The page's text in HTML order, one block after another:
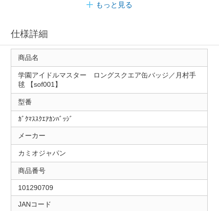
もっと見る
仕様詳細
商品名
学園アイドルマスター ロングスクエア缶バッジ／月村手
毬 【sof001】
型番
ｶﾞｸﾏｽｽｸｴｱｶﾝﾊﾞｯｼﾞ
メーカー
カミオジャパン
商品番号
101290709
JANコード